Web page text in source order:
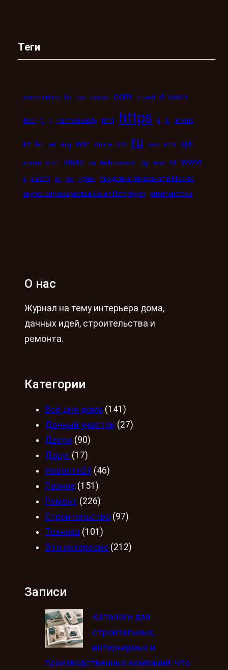
Теги
astronbuildings bb car casino com crucial d daichi
dveri fi g harmoniously html https ii iii iphone
kz led les mig mint online pro ru seo sms spb
steam stolf studio su technorosst utp was wi www
x xiaomi xn xxi кухни
продать антиквариат в Москве
скупка антиквариата в Санкт-Петербурге сплит-система
О нас
Журнал на тему интерьера дома,
дачных идей, строительства и
ремонта.
Категории
Всё для дома (141)
Дачный участок (27)
Двери (90)
Досуг (17)
Новости24 (46)
Разное (151)
Ремонт (226)
Строительство (97)
Техника (101)
Это интересно (212)
Записи
Каталоги для
строительных,
интерьерных и
производственных компаний: что